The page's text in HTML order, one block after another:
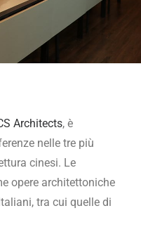
Architects, è
nelle tre più
cinesi. Le
opere architettoniche
tra cui quelle di